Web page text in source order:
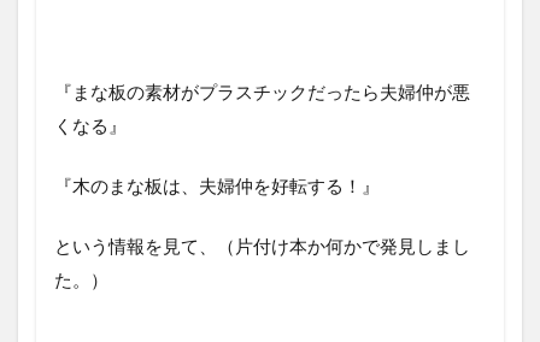
『まな板の素材がプラスチックだったら夫婦仲が悪
くなる』
『木のまな板は、夫婦仲を好転する！』
という情報を見て、（片付け本か何かで発見しまし
た。）